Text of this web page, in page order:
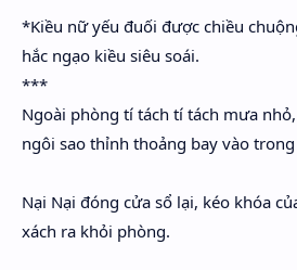
*Kiều nữ yếu đuối được chiều
hắc ngạo kiều siêu soái.
***
Ngoài phòng tí tách tí tách mưa
ngôi sao thỉnh thoảng bay vào
Nại Nại đóng cửa sổ lại, kéo khóa
xách ra khỏi phòng.